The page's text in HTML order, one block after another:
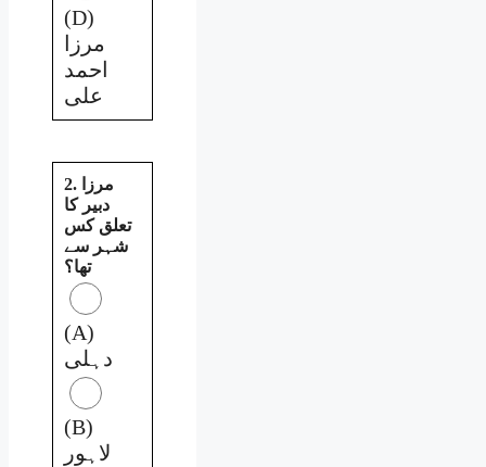
(D)
مرزا
احمد
علی
2. مرزا
دبیر کا
تعلق کس
شہر سے
تھا؟
(A)
دہلی
(B)
لاہور